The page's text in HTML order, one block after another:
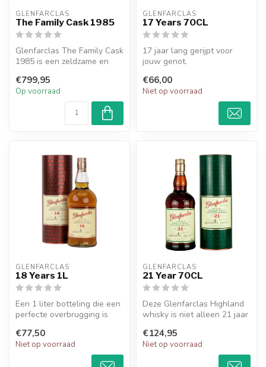
GLENFARCLAS
The Family Cask 1985
Glenfarclas The Family Cask
1985 is een zeldzame en
rijk...
€799,95
Op voorraad
GLENFARCLAS
17 Years 70CL
17 jaar lang gerijpt voor
jouw genot.
€66,00
Niet op voorraad
GLENFARCLAS
18 Years 1L
Een 1 liter botteling die een
perfecte overbrugging is
€77,50
Niet op voorraad
GLENFARCLAS
21 Year 70CL
Deze Glenfarclas Highland
whisky is niet alleen 21 jaar
€124,95
Niet op voorraad